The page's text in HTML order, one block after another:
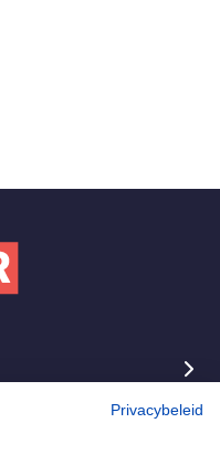
Privacybeleid